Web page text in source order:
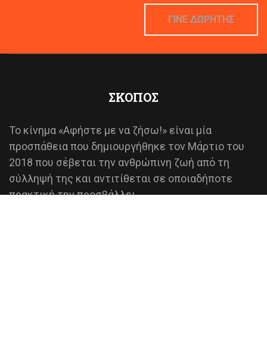
ΓΙΝΕ ΔΩΡΗΤΗΣ
ΣΚΟΠΟΣ
Το κίνημα «Αφήστε με να ζήσω!» είναι μία
προσπάθεια που δημιουργήθηκε τον Μάρτιο του
2018 που σέβεται την ανθρώπινη ζωή από τη
σύλληψή της και αντιτίθεται σε οποιαδήποτε
πρακτική την προσβάλλει.